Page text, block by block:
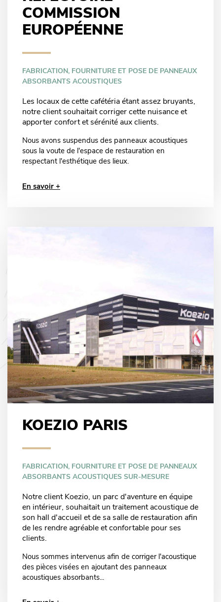
COMMISSION
EUROPÉENNE
FABRICATION, FOURNITURE ET POSE DE PANNEAUX
ABSORBANTS ACOUSTIQUES
Les locaux de cette cafétéria étant assez bruyants,
notre client souhaitait corriger cette nuisance et
apporter confort et sérénité aux clients.
Nous avons suspendus des panneaux acoustiques
sous la voute de l'espace de restauration en
respectant l'esthétique des lieux.
En savoir +
KOEZIO PARIS
FABRICATION, FOURNITURE ET POSE DE PANNEAUX
ABSORBANTS ACOUSTIQUES SUR-MESURE
Notre client Koezio, un parc d'aventure en équipe
en intérieur, souhaitait un traitement acoustique de
son hall d'accueil et de sa salle de restauration afin
de les rendre agréable et confortable pour ses
clients.
Nous sommes intervenus afin de corriger l'acoustique
des pièces visées en ajoutant des panneaux
acoustiques absorbants...